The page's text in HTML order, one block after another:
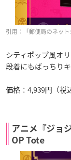
引用：「郵便局のネット
シティポップ風オ
段着にもばっちり
価格：4,939円（税
アニメ『ジョ
OP Tote